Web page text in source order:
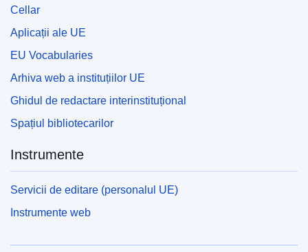
Cellar
Aplicații ale UE
EU Vocabularies
Arhiva web a instituțiilor UE
Ghidul de redactare interinstituțional
Spațiul bibliotecarilor
Instrumente
Servicii de editare (personalul UE)
Instrumente web